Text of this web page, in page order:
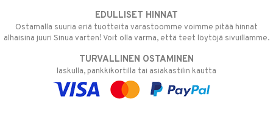
EDULLISET HINNAT
Ostamalla suuria eriä tuotteita varastoomme voimme pitää hinnat
alhaisina juuri Sinua varten! Voit olla varma, että teet löytöjä sivuillamme.
TURVALLINEN OSTAMINEN
laskulla, pankkikortilla tai asiakastilin kautta